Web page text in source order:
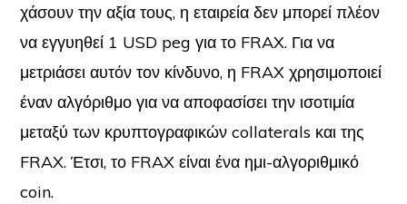
χάσουν την αξία τους, η εταιρεία δεν μπορεί πλέον
να εγγυηθεί 1 USD peg για το FRAX. Για να
μετριάσει αυτόν τον κίνδυνο, η FRAX χρησιμοποιεί
έναν αλγόριθμο για να αποφασίσει την ισοτιμία
μεταξύ των κρυπτογραφικών collaterals και της
FRAX. Έτσι, το FRAX είναι ένα ημι-αλγοριθμικό
coin.